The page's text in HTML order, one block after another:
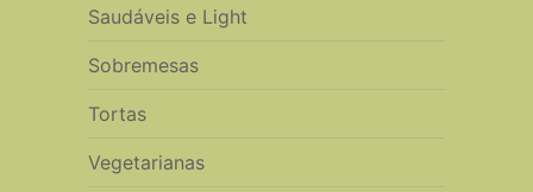
Saudáveis e Light
Sobremesas
Tortas
Vegetarianas